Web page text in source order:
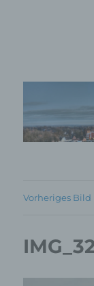
MP
Vorheriges Bild